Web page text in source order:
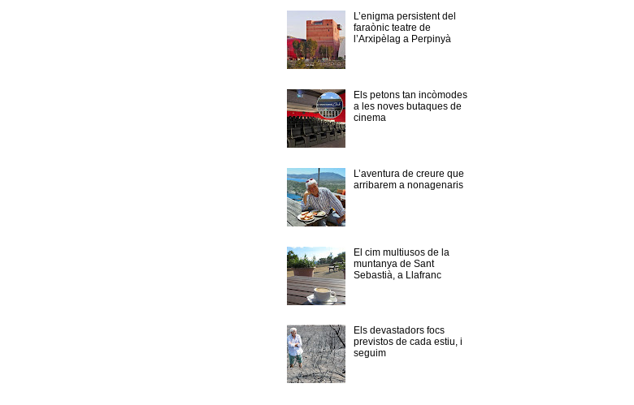
L’enigma persistent del
faraònic teatre de
l’Arxipèlag a Perpinyà
Els petons tan incòmodes
a les noves butaques de
cinema
L’aventura de creure que
arribarem a nonagenaris
El cim multiusos de la
muntanya de Sant
Sebastià, a Llafranc
Els devastadors focs
previstos de cada estiu, i
seguim